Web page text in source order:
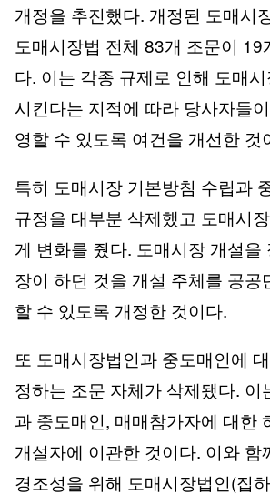
개정을 추진했다. 개정된 도매시
도매시장법 전체 83개 조문이 19
다. 이는 각종 규제로 인해 도매
시킨다는 지적에 따라 당사자들
영할 수 있도록 여건을 개선한 것
특히 도매시장 기본방침 수립과
규정을 대부분 삭제했고 도매시
게 변화를 줬다. 도매시장 개설을
장이 하던 것을 개설 주체를 공공
할 수 있도록 개정한 것이다.
또 도매시장법인과 중도매인에
정하는 조문 자체가 삭제됐다. 이
과 중도매인, 매매참가자에 대한
개설자에 이관한 것이다. 이와 함
경조성을 위해 도매시장법인(집